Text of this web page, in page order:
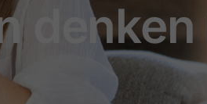
denken